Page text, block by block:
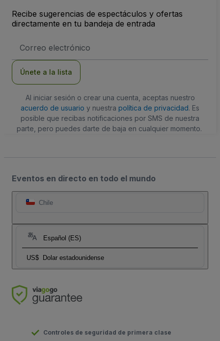
Recibe sugerencias de espectáculos y ofertas
directamente en tu bandeja de entrada
de
Únete a la lista
Al iniciar sesión o crear una cuenta, aceptas nuestro
acuerdo de usuario y nuestra política de privacidad. Es
posible que recibas notificaciones por SMS de nuestra
parte, pero puedes darte de baja en cualquier momento.
Eventos en directo en todo el mundo
Chile
Español (ES)
US$ Dolar estadounidense
Controles de seguridad de primera clase